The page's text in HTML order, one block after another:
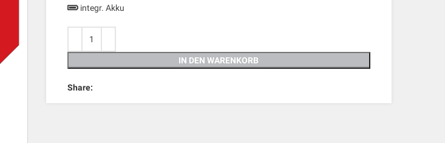
integr. Akku
IN DEN WARENKORB
Share: